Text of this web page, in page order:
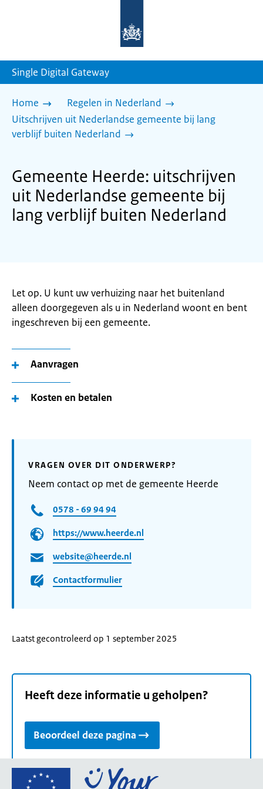
homepage
Single Digital Gateway
Home
Regelen in Nederland
Uitschrijven uit Nederlandse gemeente bij lang
verblijf buiten Nederland
Gemeente Heerde: uitschrijven
uit Nederlandse gemeente bij
lang verblijf buiten Nederland
Let op. U kunt uw verhuizing naar het buitenland
alleen doorgegeven als u in Nederland woont en bent
ingeschreven bij een gemeente.
Aanvragen
Kosten en betalen
VRAGEN OVER DIT ONDERWERP?
Neem contact op met de gemeente Heerde
0578 - 69 94 94
https://www.heerde.nl
website@heerde.nl
Contactformulier
Laatst gecontroleerd op 1 september 2025
Heeft deze informatie u geholpen?
Beoordeel deze pagina
Ga